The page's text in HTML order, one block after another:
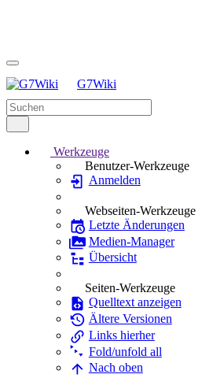
G7Wiki
Werkzeuge
Benutzer-Werkzeuge
Anmelden
Webseiten-Werkzeuge
Letzte Änderungen
Medien-Manager
Übersicht
Seiten-Werkzeuge
Quelltext anzeigen
Ältere Versionen
Links hierher
Fold/unfold all
Nach oben